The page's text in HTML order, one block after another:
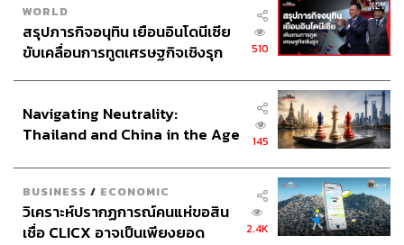
WORLD
สรุปภารกิจอนุทิน เยือนอินโดนีเซีย
ขับเคลื่อนการทูตเศรษฐกิจเชิงรุก
510
Navigating Neutrality:
Thailand and China in the Age
145
BUSINESS / ECONOMIC
วิเคราะห์ปรากฏการณ์คนแห่ขอสิน
เชื่อ CLICX อาจเป็นเพียงยอด
2.4K